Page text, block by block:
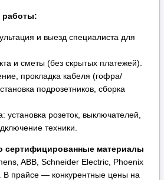
работы:
и выезд специалиста для
и сметы (без скрытых платежей).
прокладка кабеля (гофра/
подрозетников, сборка
установка розеток, выключателей,
техники.
сертифицированные материалы
ABB, Schneider Electric, Phoenix
В прайсе — конкурентные цены на